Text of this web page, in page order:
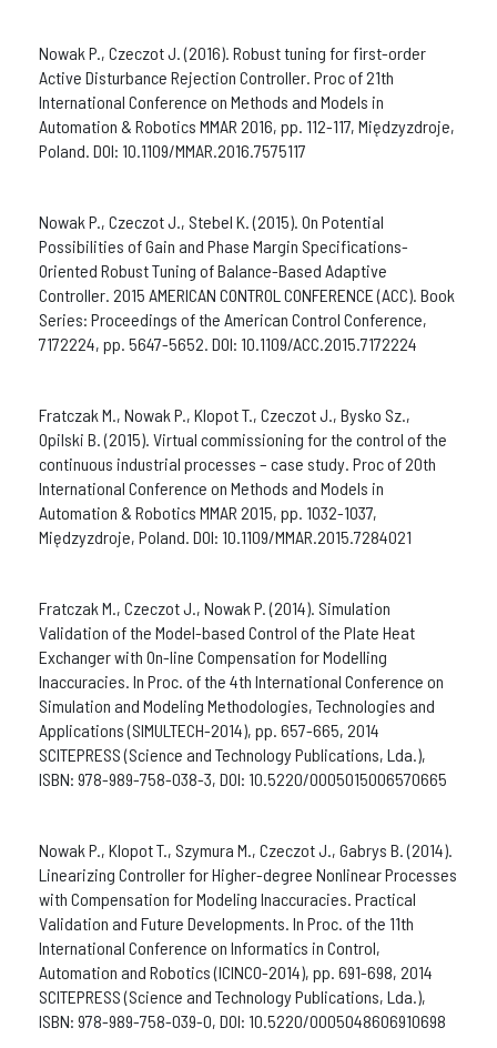
Nowak P., Czeczot J. (2016). Robust tuning for first-order
Active Disturbance Rejection Controller. Proc of 21th
International Conference on Methods and Models in
Automation & Robotics MMAR 2016, pp. 112-117, Międzyzdroje,
Poland. DOI: 10.1109/MMAR.2016.7575117
Nowak P., Czeczot J., Stebel K. (2015). On Potential
Possibilities of Gain and Phase Margin Specifications-
Oriented Robust Tuning of Balance-Based Adaptive
Controller. 2015 AMERICAN CONTROL CONFERENCE (ACC). Book
Series: Proceedings of the American Control Conference,
7172224, pp. 5647-5652. DOI: 10.1109/ACC.2015.7172224
Fratczak M., Nowak P., Klopot T., Czeczot J., Bysko Sz.,
Opilski B. (2015). Virtual commissioning for the control of the
continuous industrial processes – case study. Proc of 20th
International Conference on Methods and Models in
Automation & Robotics MMAR 2015, pp. 1032-1037,
Międzyzdroje, Poland. DOI: 10.1109/MMAR.2015.7284021
Fratczak M., Czeczot J., Nowak P. (2014). Simulation
Validation of the Model-based Control of the Plate Heat
Exchanger with On-line Compensation for Modelling
Inaccuracies. In Proc. of the 4th International Conference on
Simulation and Modeling Methodologies, Technologies and
Applications (SIMULTECH-2014), pp. 657-665, 2014
SCITEPRESS (Science and Technology Publications, Lda.),
ISBN: 978-989-758-038-3, DOI: 10.5220/0005015006570665
Nowak P., Klopot T., Szymura M., Czeczot J., Gabrys B. (2014).
Linearizing Controller for Higher-degree Nonlinear Processes
with Compensation for Modeling Inaccuracies. Practical
Validation and Future Developments. In Proc. of the 11th
International Conference on Informatics in Control,
Automation and Robotics (ICINCO-2014), pp. 691-698, 2014
SCITEPRESS (Science and Technology Publications, Lda.),
ISBN: 978-989-758-039-0, DOI: 10.5220/0005048606910698